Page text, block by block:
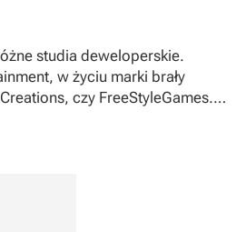
studia deweloperskie.
w życiu marki brały
czy FreeStyleGames.